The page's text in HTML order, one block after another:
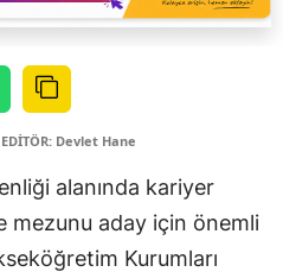
EDİTÖR: Devlet Hane
alanında kariyer
mezunu aday için önemli
Kurumları